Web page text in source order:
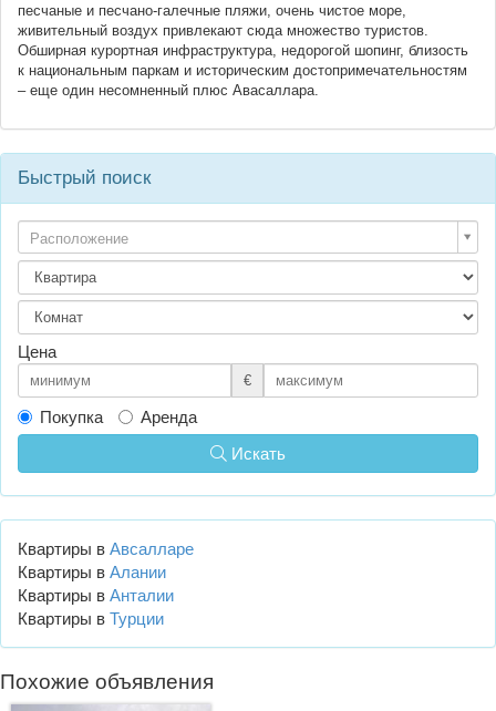
песчаные и песчано-галечные пляжи, очень чистое море,
живительный воздух привлекают сюда множество туристов.
Обширная курортная инфраструктура, недорогой шопинг, близость
к национальным паркам и историческим достопримечательностям
– еще один несомненный плюс Авасаллара.
Быстрый поиск
Расположение
Цена
€
Покупка
Аренда
Искать
Квартиры в Авсалларе
Квартиры в Алании
Квартиры в Анталии
Квартиры в Турции
Похожие объявления